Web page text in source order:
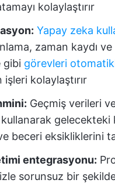
kolaylaştırır
Yapay zeka
zaman kaydı ve
gibi görevleri
kolaylaştırır
Geçmiş verileri
gelecekteki
beceri eksikliklerini
entegrasyonu:
sorunsuz bir şekilde